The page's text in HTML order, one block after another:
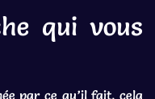
qui vous
par ce qu’il fait, cela